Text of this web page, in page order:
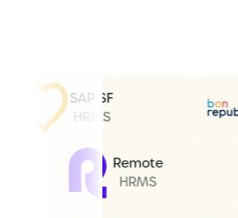
SAP SF
HRMS
Remote